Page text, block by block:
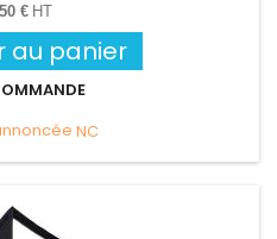
€ HT
au panier
NC